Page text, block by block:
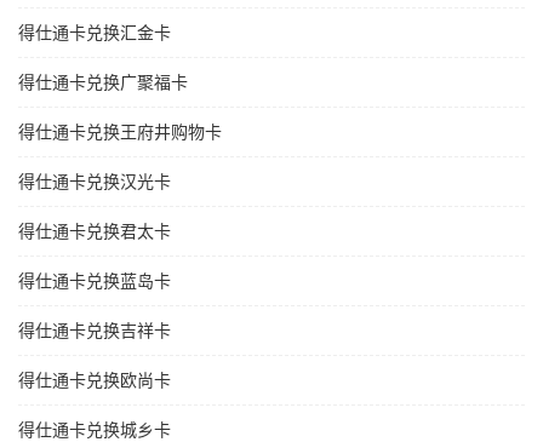
得仕通卡兑换汇金卡
得仕通卡兑换广聚福卡
得仕通卡兑换王府井购物卡
得仕通卡兑换汉光卡
得仕通卡兑换君太卡
得仕通卡兑换蓝岛卡
得仕通卡兑换吉祥卡
得仕通卡兑换欧尚卡
得仕通卡兑换城乡卡